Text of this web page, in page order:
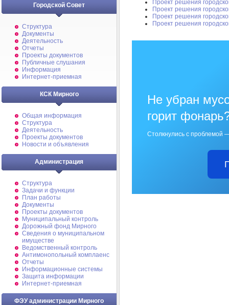
Городской Совет
Структура
Документы
Деятельность
Отчеты
Проекты документов
Публичные слушания
Информация
Интернет-приемная
КСК Мирного
Общая информация
Структура
Деятельность
Проекты документов
Новости и объявления
Администрация
Структура
Задачи и функции
План работы
Документы
Проекты документов
Муниципальный контроль
Дорожный фонд Мирного
Cведения о муниципальном
имуществе
Ведомственный контроль
Антимонопольный комплаенс
Отчеты
Информационные системы
Защита информации
Интернет-приемная
ФЭУ администрации Мирного
Проект решения
Проект решения
Проект решения
Проект решения
Не убран
горит
Столкнулись с проблемой